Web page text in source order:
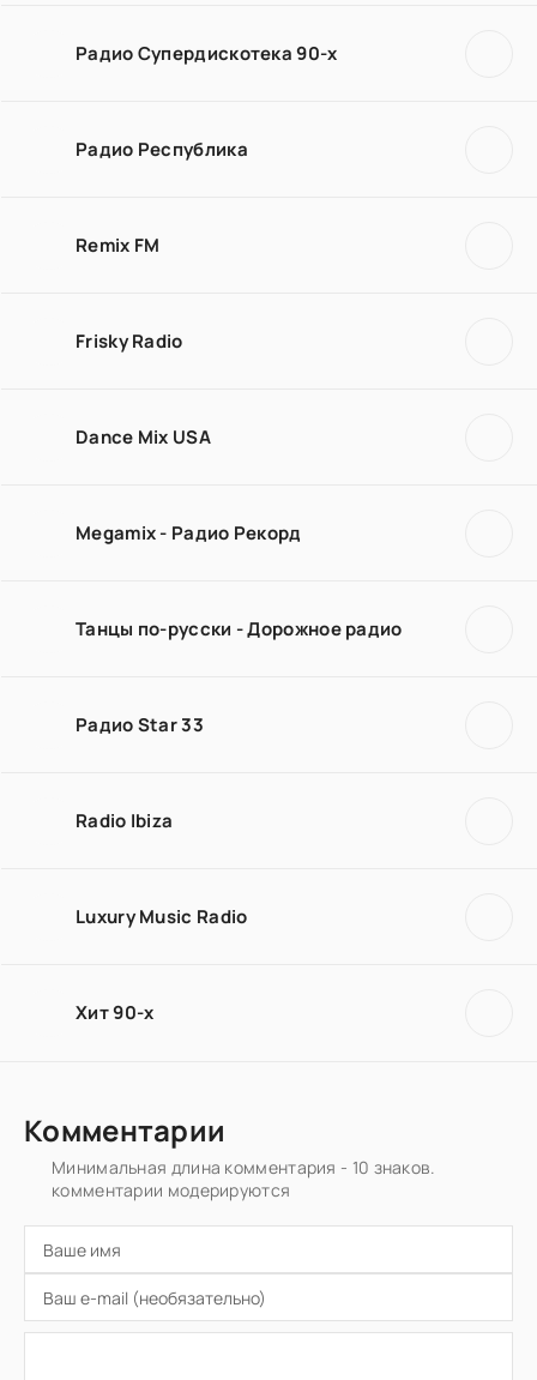
Радио Супердискотека 90-х
Радио Республика
Remix FM
Frisky Radio
Dance Mix USA
Megamix - Радио Рекорд
Танцы по-русски - Дорожное радио
Радио Star 33
Radio Ibiza
Luxury Music Radio
Хит 90-х
Комментарии
Минимальная длина комментария - 10 знаков.
комментарии модерируются